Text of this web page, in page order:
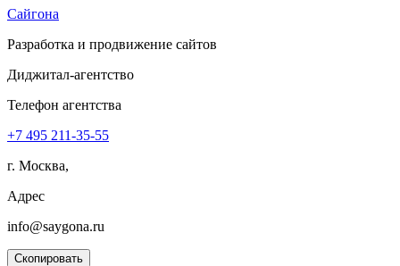
Сайгона
Разработка и продвижение сайтов
Диджитал-агентство
Телефон агентства
+7 495 211-35-55
г. Москва,
Адрес
info@saygona.ru
Скопировать